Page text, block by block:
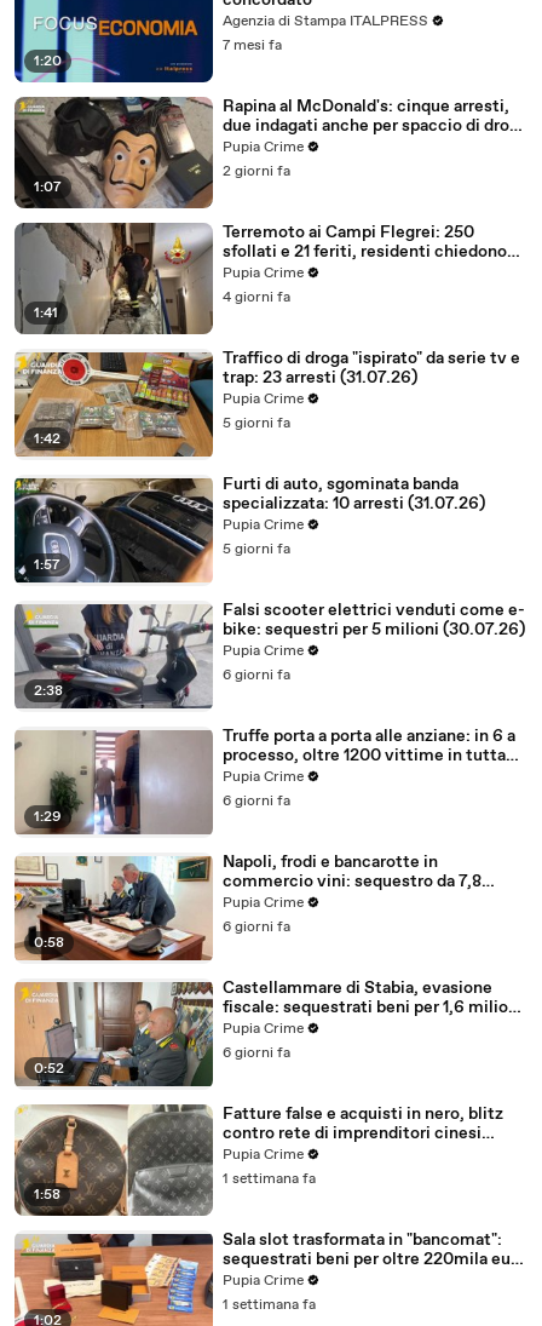
1:20
Agenzia di Stampa ITALPRESS
7 mesi fa
1:07
Rapina al McDonald's: cinque arresti,
due indagati anche per spaccio di droga
(03.08.26)
Pupia Crime
2 giorni fa
1:41
Terremoto ai Campi Flegrei: 250
sfollati e 21 feriti, residenti chiedono
certezze sul futuro (01.08.26)
Pupia Crime
4 giorni fa
1:42
Traffico di droga "ispirato" da serie tv e
trap: 23 arresti (31.07.26)
Pupia Crime
5 giorni fa
1:57
Furti di auto, sgominata banda
specializzata: 10 arresti (31.07.26)
Pupia Crime
5 giorni fa
2:38
Falsi scooter elettrici venduti come e-
bike: sequestri per 5 milioni (30.07.26)
Pupia Crime
6 giorni fa
1:29
Truffe porta a porta alle anziane: in 6 a
processo, oltre 1200 vittime in tutta
Italia (30.07.26)
Pupia Crime
6 giorni fa
0:58
Napoli, frodi e bancarotte in
commercio vini: sequestro da 7,8
milioni (30.07.26)
Pupia Crime
6 giorni fa
0:52
Castellammare di Stabia, evasione
fiscale: sequestrati beni per 1,6 milioni
ad un consorzio navale (29.07.26)
Pupia Crime
6 giorni fa
1:58
Fatture false e acquisti in nero, blitz
contro rete di imprenditori cinesi
sequestri per 8,5 milioni (29.07.26)
Pupia Crime
1 settimana fa
1:02
Sala slot trasformata in "bancomat":
sequestrati beni per oltre 220mila euro
a due coniugi (29.07.26)
Pupia Crime
1 settimana fa